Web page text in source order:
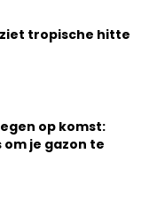
tropische hitte
op komst:
je gazon te